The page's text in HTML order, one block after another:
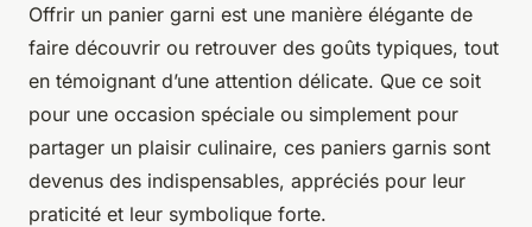
Offrir un panier garni est une manière élégante de
faire découvrir ou retrouver des goûts typiques, tout
en témoignant d’une attention délicate. Que ce soit
pour une occasion spéciale ou simplement pour
partager un plaisir culinaire, ces paniers garnis sont
devenus des indispensables, appréciés pour leur
praticité et leur symbolique forte.